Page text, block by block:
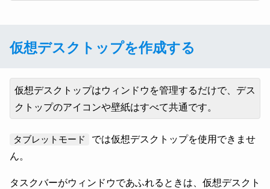
仮想デスクトップを作成する
仮想デスクトップはウィンドウを管理するだけで、デス
クトップのアイコンや壁紙はすべて共通です。
タブレットモード
では仮想デスクトップを使用できませ
ん。
タスクバーがウィンドウであふれるときは、仮想デスクト